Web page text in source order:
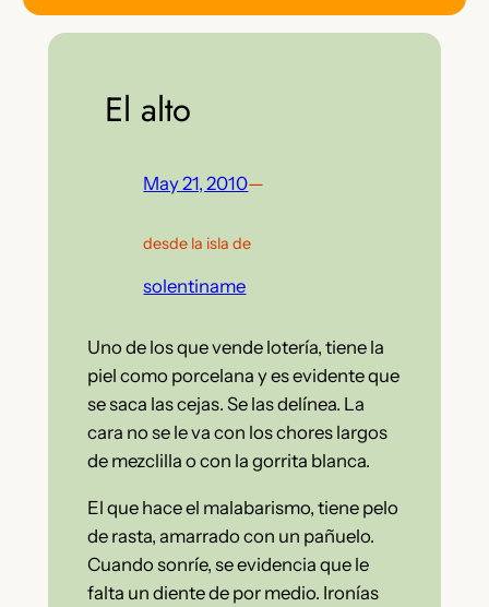
El alto
May 21, 2010—
desde la isla de
solentiname
Uno de los que vende lotería, tiene la
piel como porcelana y es evidente que
se saca las cejas. Se las delínea. La
cara no se le va con los chores largos
de mezclilla o con la gorrita blanca.
El que hace el malabarismo, tiene pelo
de rasta, amarrado con un pañuelo.
Cuando sonríe, se evidencia que le
falta un diente de por medio. Ironías